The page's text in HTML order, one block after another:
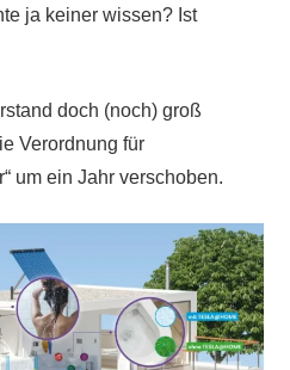
ja keiner wissen? Ist
doch (noch) groß
Verordnung für
um ein Jahr verschoben.